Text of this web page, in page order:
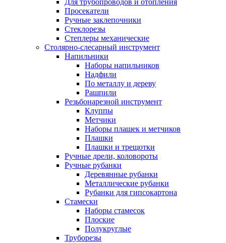
Для трубопроводов и отопления
Просекатели
Ручные заклепочники
Стеклорезы
Степлеры механические
Столярно-слесарный инструмент
Напильники
Наборы напильников
Надфили
По металлу и дереву
Рашпили
Резьбонарезной инструмент
Клуппы
Метчики
Наборы плашек и метчиков
Плашки
Плашки и трещотки
Ручные дрели, коловороты
Ручные рубанки
Деревянные рубанки
Металлические рубанки
Рубанки для гипсокартона
Стамески
Наборы стамесок
Плоские
Полукруглые
Труборезы